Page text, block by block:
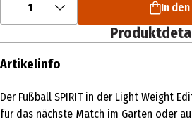
1 In
Artikelinfo
Der Fußball SPIRIT in der Light Weight
für das nächste Match im Garten oder